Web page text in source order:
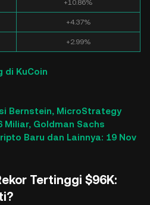
+10.86%
+4.37%
+2.99%
di KuCoin
Bernstein, MicroStrategy
Miliar, Goldman Sachs
Baru dan Lainnya: 19 Nov
Tertinggi $96K: